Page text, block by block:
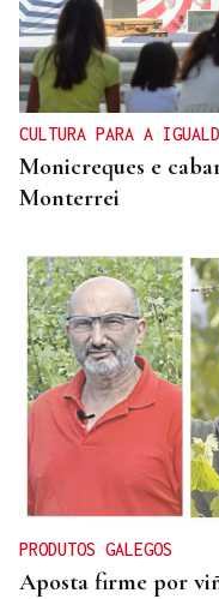
CULTURA PARA A
Monicreques e
Monterrei
PRODUTOS GALEGOS
Aposta firme por